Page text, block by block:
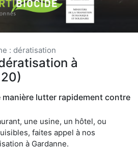
: dératisation
à
manière lutter rapidement contre
une usine, un hôtel, ou
faites appel à nos
à Gardanne.